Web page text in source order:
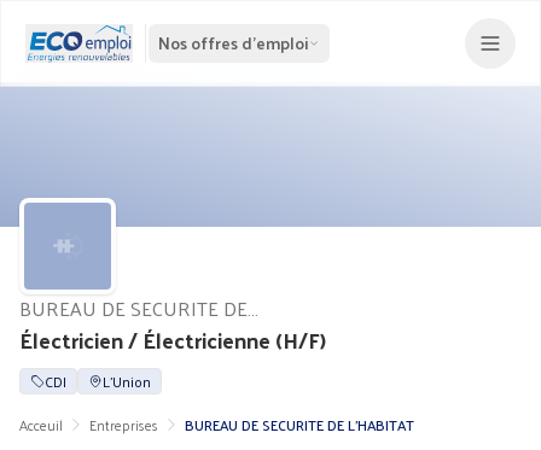
Nos offres d'emploi
Électricien / Électricienne (H/F)
BUREAU DE SECURITE DE L'HABITAT
CDI
L'Union
Acceuil
Entreprises BUREAU DE SECURITE DE L'HABITAT